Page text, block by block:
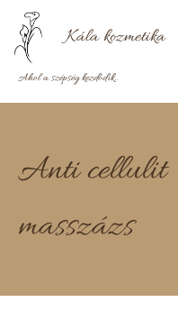
Kála kozmetika
Ahol a szépség kezdődik..
Anti cellulit
masszázs